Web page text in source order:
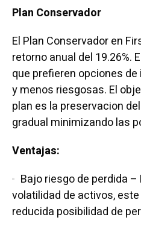
Plan Conservador
El Plan Conservador en
retorno anual del 19.26%.
que prefieren opciones
y menos riesgosas. El
plan es la preservacion
gradual minimizando las
Ventajas:
Bajo riesgo de perdida
volatilidad de activos,
reducida posibilidad de